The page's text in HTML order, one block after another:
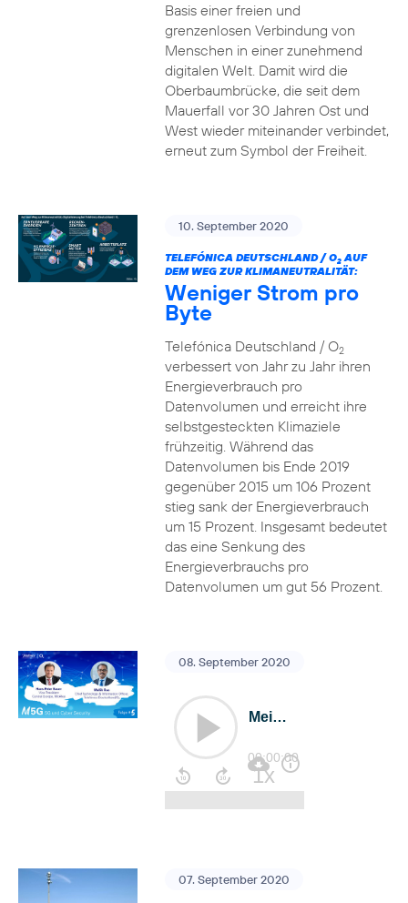
Basis einer freien und
grenzenlosen Verbindung von
Menschen in einer zunehmend
digitalen Welt. Damit wird die
Oberbaumbrücke, die seit dem
Mauerfall vor 30 Jahren Ost und
West wieder miteinander verbindet,
erneut zum Symbol der Freiheit.
10. September 2020
TELEFÓNICA DEUTSCHLAND / O2AUF
DEM WEG ZUR KLIMANEUTRALITÄT:
Weniger Strom pro
Byte
Telefónica Deutschland / O2
verbessert von Jahr zu Jahr ihren
Energieverbrauch pro
Datenvolumen und erreicht ihre
selbstgesteckten Klimaziele
frühzeitig. Während das
Datenvolumen bis Ende 2019
gegenüber 2015 um 106 Prozent
stieg sank der Energieverbrauch
um 15 Prozent. Insgesamt bedeutet
das eine Senkung des
Energieverbrauchs pro
Datenvolumen um gut 56 Prozent.
08. September 2020
07. September 2020